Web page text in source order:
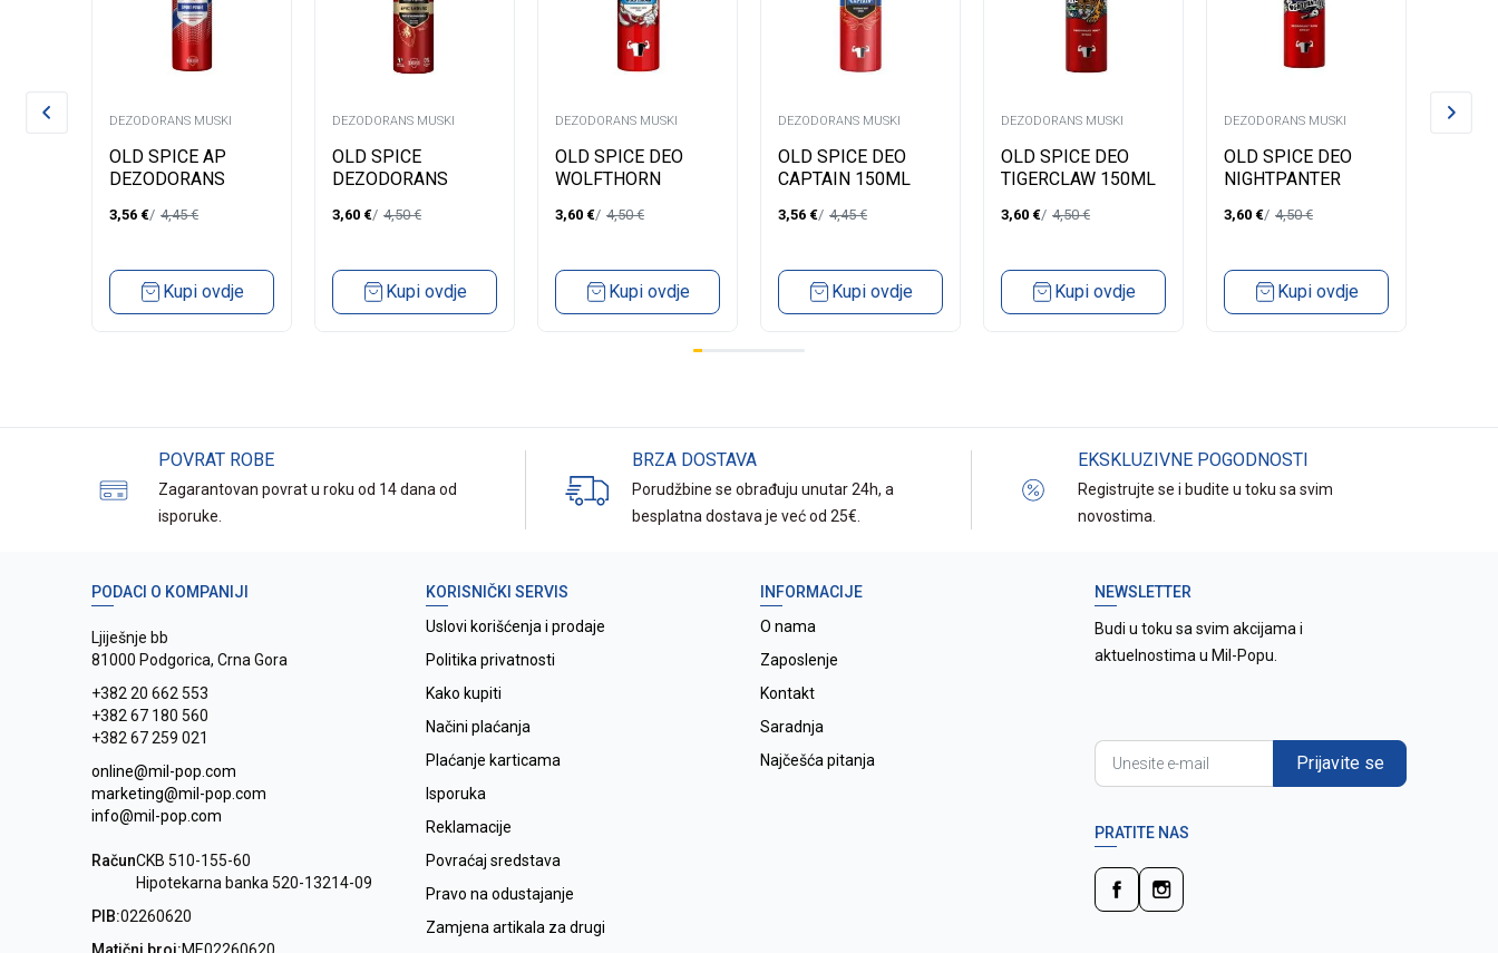
DEZODORANS MUSKI
OLD SPICE AP
DEZODORANS
150M
3,56 € 4,45€
Kupi ovdje
DEZODORANS MUSKI
OLD SPICE
DEZODORANS
3,60 € 4,50€
Kupi ovdje
DEZODORANS MUSKI
OLD SPICE DEO
WOLFTHORN
3,60 € 4,50€
Kupi ovdje
DEZODORANS MUSKI
OLD SPICE DEO
CAPTAIN 150ML
3,56 € 4,45€
Kupi ovdje
DEZODORANS MUSKI
OLD SPICE DEO
TIGERCLAW 150ML
3,60 € 4,50€
Kupi ovdje
DEZODORANS MUSKI
OLD SPICE DEO
NIGHTPANTER
3,60 € 4,50€
Kupi ovdje
POVRAT ROBE
Zagarantovan povrat u roku od 14 dana od
isporuke.
BRZA DOSTAVA
Porudžbine se obrađuju unutar 24h, a
besplatna dostava je već od 25€.
EKSKLUZIVNE POGODNOSTI
Registrujte se i budite u toku sa svim
novostima.
PODACI O KOMPANIJI
Ljiješnje bb
81000 Podgorica, Crna Gora
+382 20 662 553
+382 67 180 560
+382 67 259 021
online@mil-pop.com
marketing@mil-pop.com
info@mil-pop.com
RačunCKB 510-155-60
Hipotekarna banka 520-13214-09
PIB:02260620
KORISNIČKI SERVIS
Uslovi korišćenja i prodaje
Politika privatnosti
Kako kupiti
Načini plaćanja
Plaćanje karticama
Isporuka
Reklamacije
Povraćaj sredstava
Pravo na odustajanje
Zamjena artikala za drugi
INFORMACIJE
O nama
Zaposlenje
Kontakt
Saradnja
Najčešća pitanja
NEWSLETTER
Budi u toku sa svim akcijama i
aktuelnostima u Mil-Popu.
Prijavite se
PRATITE NAS